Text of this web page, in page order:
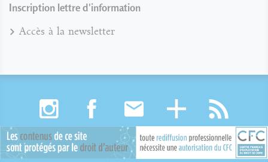
Inscription lettre d'information
Accès à la newsletter